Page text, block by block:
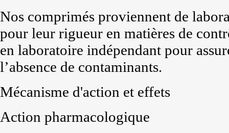
Nos comprimés proviennent de
pour leur rigueur en matières de
en laboratoire indépendant pour
l’absence de contaminants.
Mécanisme d'action et effets
Action pharmacologique